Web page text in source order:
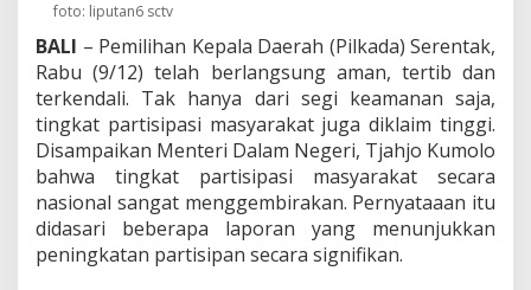
m
P
a
r
t
s
i
p
a
s
i
foto: liputan6 sctv
BALI – Pemilihan Kepala Daerah (Pilkada) Serentak,
Rabu (9/12) telah berlangsung aman, tertib dan
terkendali. Tak hanya dari segi keamanan saja,
tingkat partisipasi masyarakat juga diklaim tinggi.
Disampaikan Menteri Dalam Negeri, Tjahjo Kumolo
bahwa tingkat partisipasi masyarakat secara
nasional sangat menggembirakan. Pernyataaan itu
didasari beberapa laporan yang menunjukkan
peningkatan partisipan secara signifikan.